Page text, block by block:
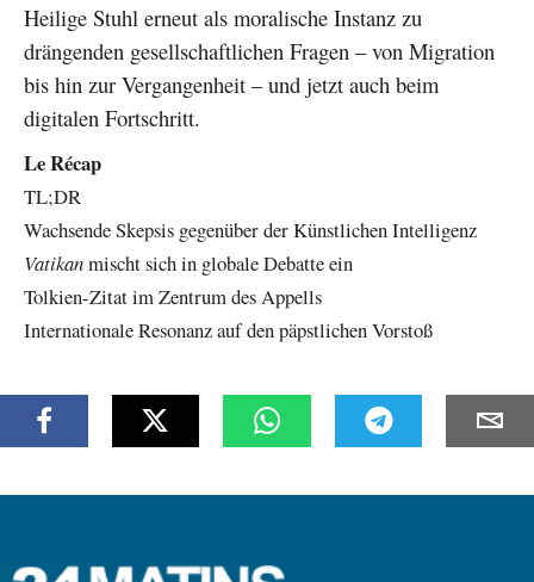
Heilige Stuhl erneut als moralische Instanz zu
drängenden gesellschaftlichen Fragen – von Migration
bis hin zur Vergangenheit – und jetzt auch beim
digitalen Fortschritt.
Le Récap
TL;DR
Wachsende Skepsis gegenüber der Künstlichen Intelligenz
Vatikanmischt sich in globale Debatte ein
Tolkien-Zitat im Zentrum des Appells
Internationale Resonanz auf den päpstlichen Vorstoß